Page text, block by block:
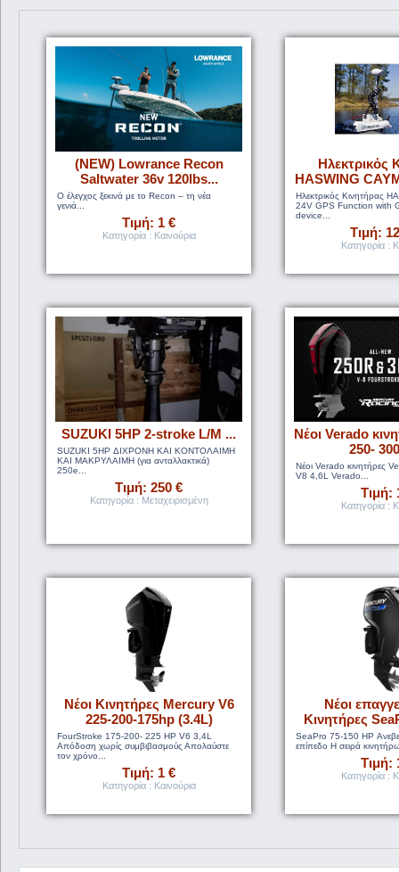
(NEW) Lowrance Recon
Saltwater 36v 120lbs...
Ο έλεγχος ξεκινά με το Recon – τη νέα
γενιά...
Τιμή: 1 €
Κατηγορία : Καινούρια
Ηλεκτρικός
HASWING
Ηλεκτρικός Κινητήρας
24V GPS Function with
device...
Τιμή:
Κατηγορία :
SUZUKI 5HP 2-stroke L/M ...
SUZUKI 5HP ΔΙΧΡΟΝΗ ΚΑΙ ΚΟΝΤΟΛΑΙΜΗ
ΚΑΙ ΜΑΚΡΥΛΑΙΜΗ (για ανταλλακτικά)
250e...
Τιμή: 250 €
Κατηγορία : Μεταχειρισμένη
Νέοι Verado
250-
Νέοι Verado κινητήρες
V8 4,6L Verado...
Τιμή:
Κατηγορία :
Νέοι Κινητήρες Mercury V6
225-200-175hp (3.4L)
FourStroke 175-200- 225 HP V6 3,4L
Απόδοση χωρίς συμβιβασμούς Απολαύστε
τον χρόνο...
Τιμή: 1 €
Κατηγορία : Καινούρια
Νέοι
Κινητήρες
SeaPro 75-150 HP
επίπεδο Η σειρά
Τιμή:
Κατηγορία :